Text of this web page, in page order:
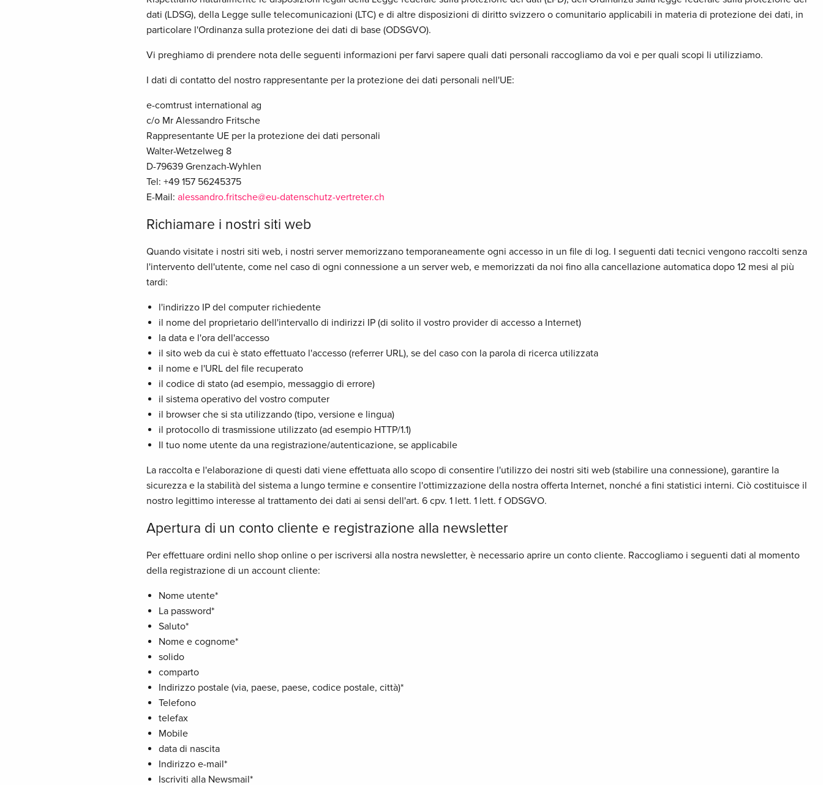
dati (LDSG), della Legge sulle telecomunicazioni (LTC) e di altre disposizioni di diritto svizzero o comunitario applicabili in materia di protezione dei dati, in
particolare l'Ordinanza sulla protezione dei dati di base (ODSGVO).
Vi preghiamo di prendere nota delle seguenti informazioni per farvi sapere quali dati personali raccogliamo da voi e per quali scopi li utilizziamo.
I dati di contatto del nostro rappresentante per la protezione dei dati personali nell'UE:
e-comtrust international ag
c/o Mr Alessandro Fritsche
Rappresentante UE per la protezione dei dati personali
Walter-Wetzelweg 8
D-79639 Grenzach-Wyhlen
Tel: +49 157 56245375
E-Mail: alessandro.fritsche@eu-datenschutz-vertreter.ch
Richiamare i nostri siti web
Quando visitate i nostri siti web, i nostri server memorizzano temporaneamente ogni accesso in un file di log. I seguenti dati tecnici vengono raccolti senza
l'intervento dell'utente, come nel caso di ogni connessione a un server web, e memorizzati da noi fino alla cancellazione automatica dopo 12 mesi al più
tardi:
l'indirizzo IP del computer richiedente
il nome del proprietario dell'intervallo di indirizzi IP (di solito il vostro provider di accesso a Internet)
la data e l'ora dell'accesso
il sito web da cui è stato effettuato l'accesso (referrer URL), se del caso con la parola di ricerca utilizzata
il nome e l'URL del file recuperato
il codice di stato (ad esempio, messaggio di errore)
il sistema operativo del vostro computer
il browser che si sta utilizzando (tipo, versione e lingua)
il protocollo di trasmissione utilizzato (ad esempio HTTP/1.1)
Il tuo nome utente da una registrazione/autenticazione, se applicabile
La raccolta e l'elaborazione di questi dati viene effettuata allo scopo di consentire l'utilizzo dei nostri siti web (stabilire una connessione), garantire la
sicurezza e la stabilità del sistema a lungo termine e consentire l'ottimizzazione della nostra offerta Internet, nonché a fini statistici interni. Ciò costituisce il
nostro legittimo interesse al trattamento dei dati ai sensi dell'art. 6 cpv. 1 lett. 1 lett. f ODSGVO.
Apertura di un conto cliente e registrazione alla newsletter
Per effettuare ordini nello shop online o per iscriversi alla nostra newsletter, è necessario aprire un conto cliente. Raccogliamo i seguenti dati al momento
della registrazione di un account cliente:
Nome utente*
La password*
Saluto*
Nome e cognome*
solido
comparto
Indirizzo postale (via, paese, paese, codice postale, città)*
Telefono
telefax
Mobile
data di nascita
Indirizzo e-mail*
Iscriviti alla Newsmail*